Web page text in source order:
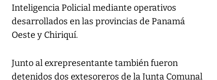
Inteligencia Policial mediante operativos
desarrollados en las provincias de Panamá
Oeste y Chiriquí.
Junto al exrepresentante también fueron
detenidos dos extesoreros de la Junta Comunal